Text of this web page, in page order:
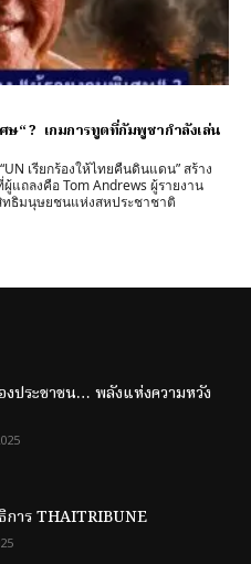
ษ“ ? เกมการทูตที่กัมพูชากำลังเล่น
เรียกร้องให้ไทยคืนดินแดน” สร้าง
แถลงคือ Tom Andrews ผู้รายงาน
ธิมนุษยชนแห่งสหประชาชาติ
งประชาชน… พลังแห่งความหวัง
าร THAITRIBUNE